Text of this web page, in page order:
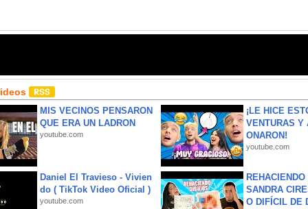
MIS VECINOS PENSARON
QUE ERA UN LADRON
youtube.com
¡LE HICE
VENTURAS Y
ONARON!
youtube.com
Daniel El Travieso - Vivien
do ( TikTok Video Oficial )
youtube.com
SANDRA
O DIFÍCIL DE